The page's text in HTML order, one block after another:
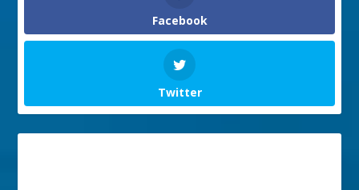
Facebook
Twitter